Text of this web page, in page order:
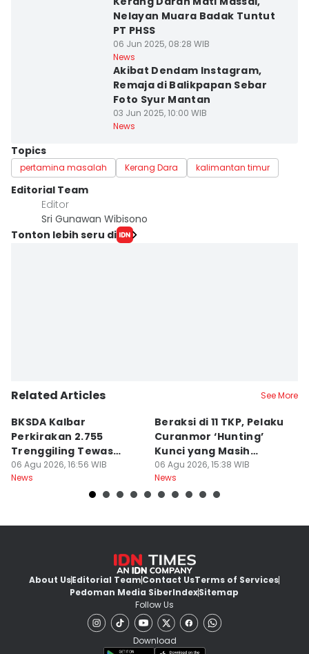
Nelayan Muara Badak Tuntut
PT PHSS
06 Jun 2025, 08:28 WIB
News
Akibat Dendam Instagram,
Remaja di Balikpapan Sebar
Foto Syur Mantan
03 Jun 2025, 10:00 WIB
News
Topics
pertamina masalah Kerang Dara kalimantan timur
Editorial Team
Editor
Sri Gunawan Wibisono
Tonton lebih seru di
Related Articles See More
BKSDA Kalbar
Perkirakan 2.755
Trenggiling Tewas
untuk Dapat 551 Kg Sisik
06 Agu 2026, 16:56 WIB
News
Beraksi di 11 TKP, Pelaku
Curanmor ‘Hunting’
Kunci yang Masih
Menempel
06 Agu 2026, 15:38 WIB
News
About UsEditorial TeamContact UsTerms of Services
Pedoman Media SiberIndexSitemap
Follow Us
Download